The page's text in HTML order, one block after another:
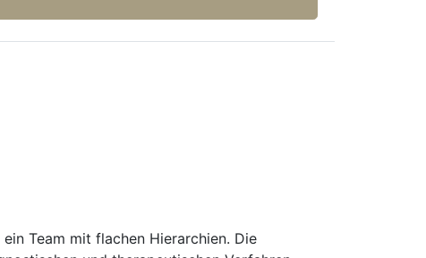
Team mit flachen Hierarchien. Die